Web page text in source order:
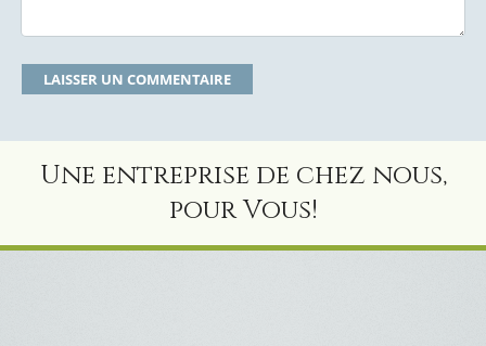
Une entreprise de chez nous,
pour Vous!